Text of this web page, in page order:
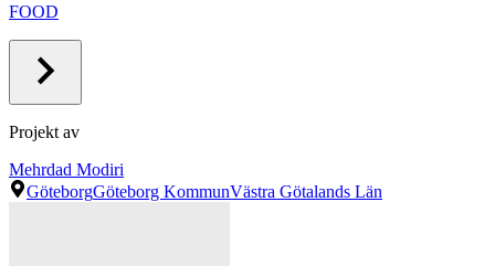
FOOD
Projekt av
Mehrdad Modiri
GöteborgGöteborg KommunVästra Götalands Län